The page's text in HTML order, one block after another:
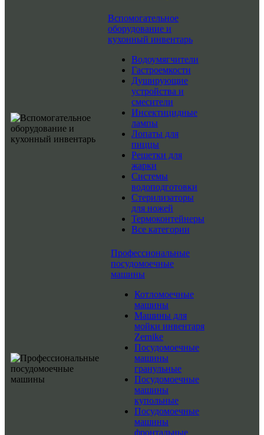
Вспомогательное
оборудование и
кухонный инвентарь
Водоумягчители
Гастроемкости
Душирующие
устройства и
смесители
Инсектицидные
лампы
Лопаты для
пиццы
Решетки для
жарки
Системы
водоподготовки
Стерилизаторы
для ножей
Термоконтейнеры
Все категории
Профессиональные
посудомоечные
машины
Котломоечные
машины
Машины для
мойки инвентаря
Zernike
Посудомоечные
машины
гранульные
Посудомоечные
машины
купольные
Посудомоечные
машины
фронтальные